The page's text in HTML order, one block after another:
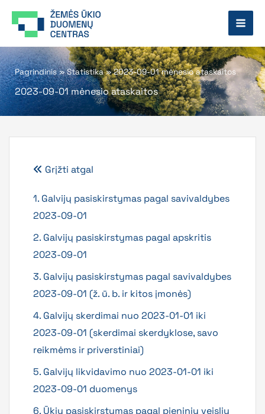
prie
Pagrindinis»Statistika»2023-09-01 mėnesio ataskaitos
2023-09-01 mėnesio ataskaitos
Grįžti atgal
1. Galvijų pasiskirstymas pagal savivaldybes
2023-09-01
2. Galvijų pasiskirstymas pagal apskritis
2023-09-01
3. Galvijų pasiskirstymas pagal savivaldybes
2023-09-01 (ž. ū. b. ir kitos įmonės)
4. Galvijų skerdimai nuo 2023-01-01 iki
2023-09-01 (skerdimai skerdyklose, savo
reikmėms ir priverstiniai)
5. Galvijų likvidavimo nuo 2023-01-01 iki
2023-09-01 duomenys
6. Ūkių pasiskirstymas pagal pieninių veislių